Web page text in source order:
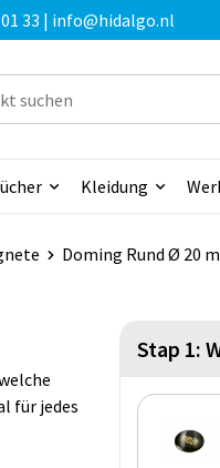
33 | info@hidalgo.nl
Kleidung
Doming Rund Ø 20
für jedes
Stap 1: